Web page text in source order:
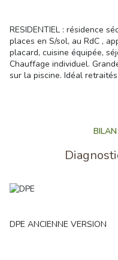
RESIDENTIEL : résidence
places en S/sol, au RdC ,
placard, cuisine équipée,
Chauffage individuel.
sur la piscine. Idéal
DPE ANCIENNE VERSION